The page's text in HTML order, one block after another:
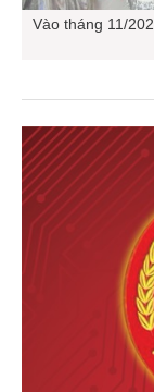
Vào tháng 11/